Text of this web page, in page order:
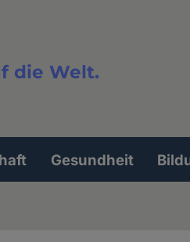
die Welt.
Gesundheit